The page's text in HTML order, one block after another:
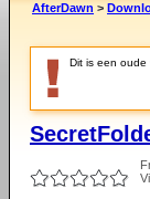
AfterDawn >
Dit is een oude